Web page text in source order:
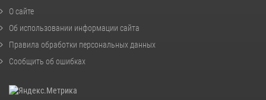
О сайте
Об использовании информации сайта
Правила обработки персональных данных
Сообщить об ошибках